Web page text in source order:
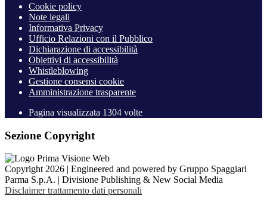
Cookie policy
Note legali
Informativa Privacy
Ufficio Relazioni con il Pubblico
Dichiarazione di accessibilità
Obiettivi di accessibilità
Whistleblowing
Gestione consensi cookie
Amministrazione trasparente
Pagina visualizzata 1304 volte
Sezione Copyright
Copyright 2026 | Engineered and powered by Gruppo Spaggiari
Parma S.p.A. | Divisione Publishing & New Social Media
Disclaimer trattamento dati personali